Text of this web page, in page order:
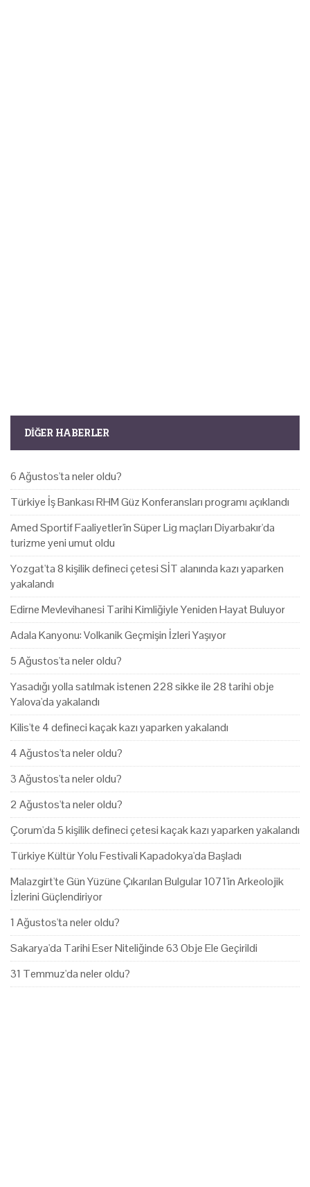
DIĞER HABERLER
6 Ağustos'ta neler oldu?
Türkiye İş Bankası RHM Güz Konferansları programı açıklandı
Amed Sportif Faaliyetler'in Süper Lig maçları Diyarbakır'da
turizme yeni umut oldu
Yozgat'ta 8 kişilik defineci çetesi SİT alanında kazı yaparken
yakalandı
Edirne Mevlevihanesi Tarihi Kimliğiyle Yeniden Hayat Buluyor
Adala Kanyonu: Volkanik Geçmişin İzleri Yaşıyor
5 Ağustos'ta neler oldu?
Yasadığı yolla satılmak istenen 228 sikke ile 28 tarihi obje
Yalova'da yakalandı
Kilis'te 4 defineci kaçak kazı yaparken yakalandı
4 Ağustos'ta neler oldu?
3 Ağustos'ta neler oldu?
2 Ağustos'ta neler oldu?
Çorum'da 5 kişilik defineci çetesi kaçak kazı yaparken yakalandı
Türkiye Kültür Yolu Festivali Kapadokya'da Başladı
Malazgirt'te Gün Yüzüne Çıkarılan Bulgular 1071'in Arkeolojik
İzlerini Güçlendiriyor
1 Ağustos'ta neler oldu?
Sakarya'da Tarihi Eser Niteliğinde 63 Obje Ele Geçirildi
31 Temmuz'da neler oldu?